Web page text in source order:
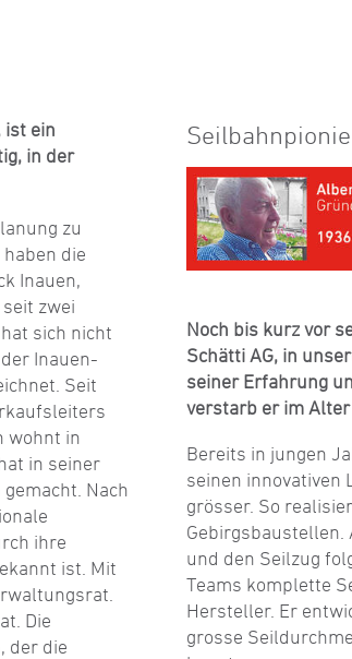
ist ein
in der
zu
die
Inauen,
zwei
sich nicht
Inauen-
Seit
wohnt in
in seiner
Nach
ihre
ist. Mit
Die
der die
Noch bis kurz vor
Schätti AG, in
seiner Erfahrung
verstarb er im
Bereits in jungen
seinen innovativen
grösser. So
Gebirgsbaustellen.
und den Seilzug
Teams komplette
Hersteller. Er
grosse